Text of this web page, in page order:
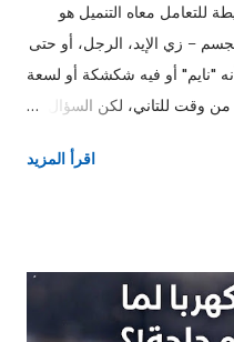
للتعامل معاه التنميل هو
– زي الإيد، الرجل، أو حتى
"نايم" أو فيه شكشكة أو لسعة
وقت للتاني، لكن السؤال:
لو معاه ضعف أو صعوبة في
اقرأ المزيد